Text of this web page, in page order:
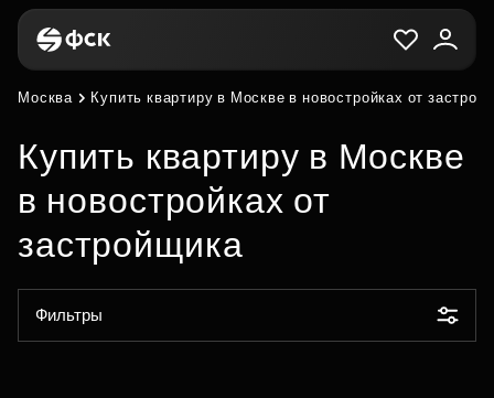
Москва Купить квартиру в Москве в новостройках от
Купить квартиру в Москве
в новостройках от
застройщика
Фильтры